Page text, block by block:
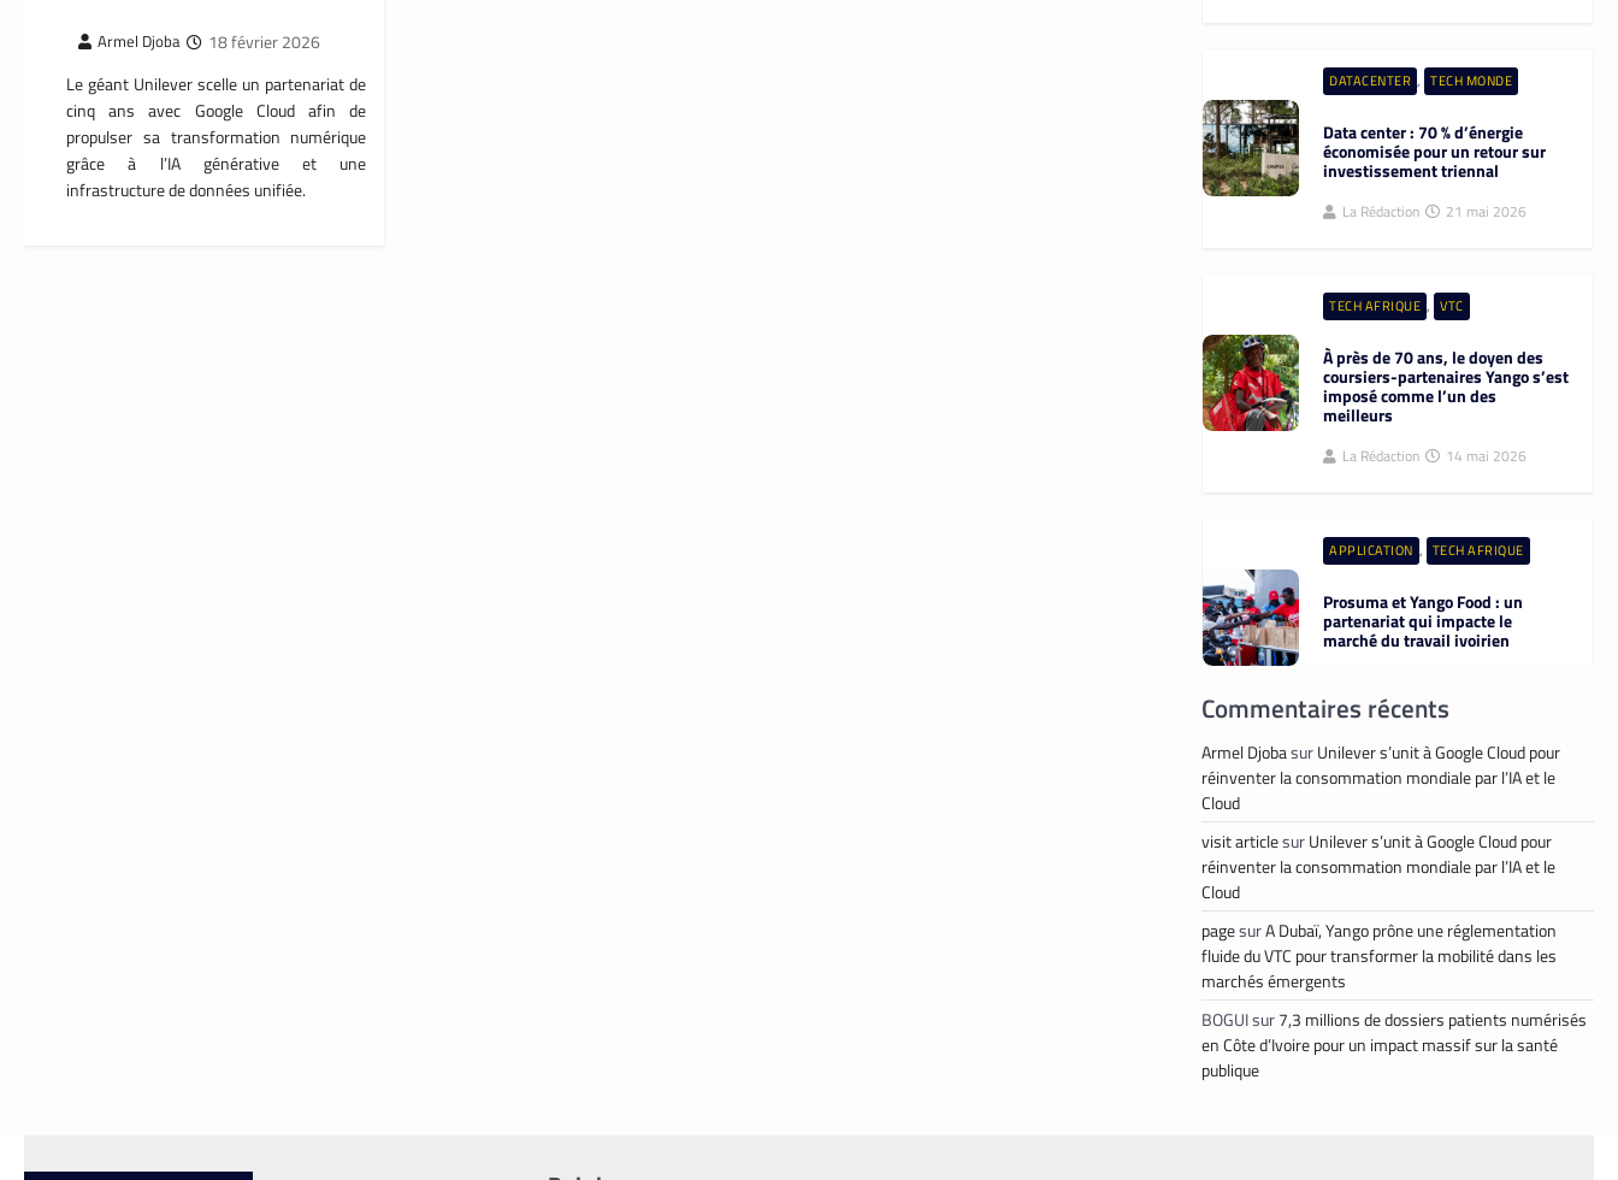
Armel Djoba
18 février 2026
Le géant Unilever scelle un partenariat de
cinq ans avec Google Cloud afin de
propulser sa transformation numérique
grâce à l’IA générative et une
infrastructure de données unifiée.
DATACENTER , TECH MONDE
Data center : 70 % d’énergie
économisée pour un retour sur
investissement triennal
La Rédaction 21 mai 2026
TECH AFRIQUE , VTC
À près de 70 ans, le doyen des
coursiers-partenaires Yango s’est
imposé comme l’un des
meilleurs
La Rédaction 14 mai 2026
APPLICATION , TECH AFRIQUE
Prosuma et Yango Food : un
partenariat qui impacte le
marché du travail ivoirien
TECH MONDE , VTC
Heetch : désormais, les
passagers peuvent définir
directement le prix de leur course
La Rédaction 25 mai 2026
FINTECH , TECH AFRIQUE
Mobile money, cryptomonnaie :
Commentaires récents
Armel DjobasurUnilever s’unit à Google Cloud pour
réinventer la consommation mondiale par l’IA et le
Cloud
visit articlesurUnilever s’unit à Google Cloud pour
réinventer la consommation mondiale par l’IA et le
Cloud
pagesurA Dubaï, Yango prône une réglementation
fluide du VTC pour transformer la mobilité dans les
marchés émergents
BOGUIsur7,3 millions de dossiers patients numérisés
en Côte d’Ivoire pour un impact massif sur la santé
publique